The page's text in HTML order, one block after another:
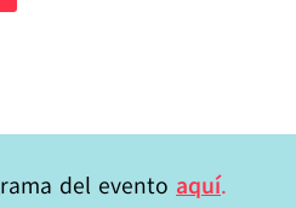
del evento aquí.